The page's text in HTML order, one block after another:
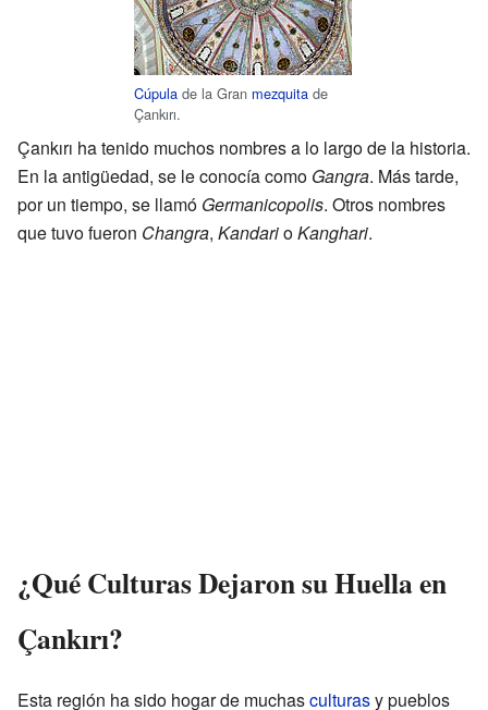
Cúpula de la Gran mezquita de
Çankırı.
Çankırı ha tenido muchos nombres a lo largo de la historia.
En la antigüedad, se le conocía como Gangra. Más tarde,
por un tiempo, se llamó Germanicopolis. Otros nombres
que tuvo fueron Changra, KandarioKanghari.
¿Qué Culturas Dejaron su Huella en
Çankırı?
Esta región ha sido hogar de muchasculturasy pueblos